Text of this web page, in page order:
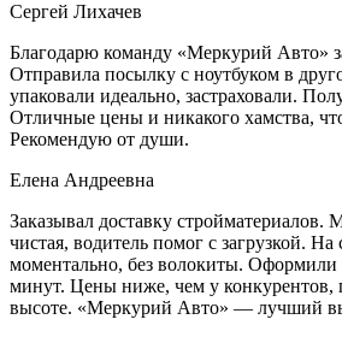
Сергей Лихачев
Благодарю команду «Меркурий Авто»
Отправила посылку с ноутбуком в
упаковали идеально, застраховали.
Отличные цены и никакого хамства,
Рекомендую от души.
Елена Андреевна
Заказывал доставку
чистая, водитель помог с загрузкой. На
моментально, без волокиты. Оформили
минут. Цены ниже, чем у конкурентов,
высоте. «Меркурий Авто» — лучший